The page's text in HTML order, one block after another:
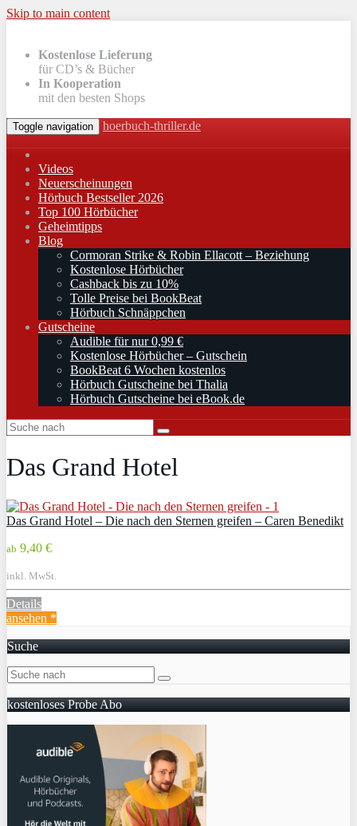
Skip to main content
Kostenlose Lieferung
für CD’s & Bücher
In Kooperation
mit den besten Shops
Toggle navigation hoerbuch-thriller.de
Videos
Neuerscheinungen
Hörbuch Bestseller 2026
Top 100 Hörbücher
Geheimtipps
Blog
Cormoran Strike & Robin Ellacott – Beziehung
Kostenlose Hörbücher
Cashback bis zu 10%
Tolle Preise bei BookBeat
Hörbuch Schnäppchen
Gutscheine
Audible für nur 0,99 €
Kostenlose Hörbücher – Gutschein
BookBeat 6 Wochen kostenlos
Hörbuch Gutscheine bei Thalia
Hörbuch Gutscheine bei eBook.de
Das Grand Hotel
Das Grand Hotel – Die nach den Sternen greifen – Caren Benedikt
ab 9,40 €
inkl. MwSt.
Details
ansehen *
Suche
kostenloses Probe Abo